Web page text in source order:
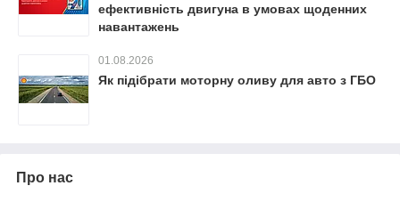
ефективність двигуна в умовах щоденних
навантажень
01.08.2026
Як підібрати моторну оливу для авто з ГБО
Про нас